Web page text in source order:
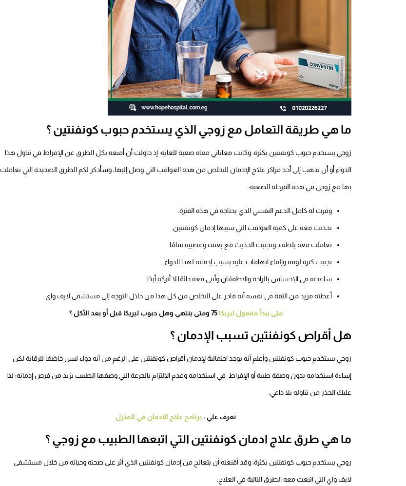
ما هي طريقة التعامل مع زوجي الذي يستخدم حبوب كونفنتين ؟
زوجي يستخدم حبوب كونفنتين بكثرة، وكانت معاناتي معاه صعبة للغاية؛ إذ حاولت أن أمنعه بكل الطرق عن الإفراط في تناول هذا
الدواء أو أن نذهب إلى أحد مراكز علاج الإدمان للتخلص من هذه العواقب التي وصل إليها، وسأذكر لكم الطرق الصحيحة التي تعاملت
بها مع زوجي في هذه المرحلة الصعبة:
وفرت له كامل الدعم النفسي الذي يحتاجه في هذه الفترة.
تحدثت معه على كمية العواقب التي سببها إدمان كونفنتين.
تعاملت معه بلطف، وتجنبت الحديث مع بعنف وعصبية تمامًا.
تجنبت كثرة لومه وإلقاء اتهامات عليه بسبب إدمانه لهذا الدواء.
ساعدته في الإحساس بالراحة والاطمئنان وأنني معه دائمًا لا أتركه أبدًا.
أعطته مزيد من الثقة في نفسه أنه قادر على التخلص من كل هذا من خلال التوجه إلى مستشفى لايف واي
متى يبدأ مفعول ليريكا 75 ومتى ينتهي وهل حبوب ليريكا قبل أو بعد الأكل ؟
هل أقراص كونفنتين تسبب الإدمان ؟
زوجي يستخدم حبوب كونفنتين وأعلم أنه يوجد احتمالية لإدمان أقراص كونفنتين على الرغم من أنه دواء ليس خاضعًا للرقابة لكن
إساءة استخدامه بدون وصفة طبية أو الإفراط في استخدامه وعدم الالتزام بالجرعة التي وصفها الطبيب يزيد من فرص إدمانه؛ لذا
عليك الحذر من تناوله بلا داعي.
تعرف علي : برنامج علاج الادمان في المنزل
ما هي طرق علاج ادمان كونفنتين التي اتبعها الطبيب مع زوجي ؟
زوجي يستخدم حبوب كونفنتين بكثرة، وقد أقنعته أن يتعالج من إدمان كونفنتين الذي أثر على صحته وحياته من خلال مستشفى
لايف واي التي اتبعت معه الطرق التالية في العلاج: